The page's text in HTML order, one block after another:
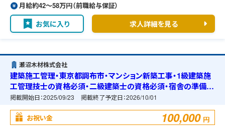
月給約42〜58万円（前職給与保証）
お気に入り 求人詳細を見る
瀬沼木材株式会社
建築施工管理・東京都調布市・マンション新築工事・1級建築施
工管理技士の資格必須・二級建築士の資格必須・宿舎の準備可
能
掲載開始日：2025/09/23 掲載終了予定日：2026/10/01
お祝い金 100,000 円